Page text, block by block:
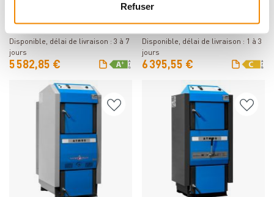
Refuser
Disponible, délai de livraison : 3 à 7
jours
5 582,85 €
Disponible, délai de livraison : 1 à 3
jours
6 395,55 €
Détails Détails